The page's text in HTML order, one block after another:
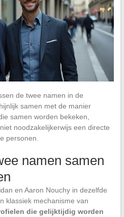
de twee namen in de
samen met de manier
samen worden bekeken,
noodzakelijkerwijs een directe
personen.
namen samen
en Aaron Nouchy in dezelfde
klassiek mechanisme van
die gelijktijdig worden